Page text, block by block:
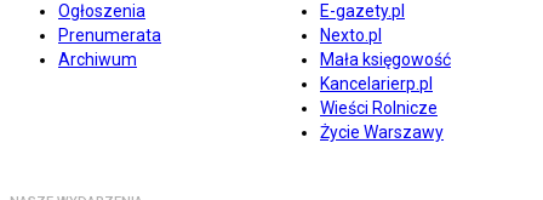
Ogłoszenia
Prenumerata
Archiwum
E-gazety.pl
Nexto.pl
Mała księgowość
Kancelarierp.pl
Wieści Rolnicze
Życie Warszawy